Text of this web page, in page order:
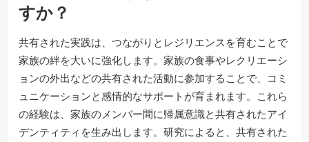
すか？
共有された実践は、つながりとレジリエンスを育むことで
家族の絆を大いに強化します。家族の食事やレクリエーシ
ョンの外出などの共有された活動に参加することで、コミ
ュニケーションと感情的なサポートが育まれます。これら
の経験は、家族のメンバー間に帰属意識と共有されたアイ
デンティティを生み出します。研究によると、共有された